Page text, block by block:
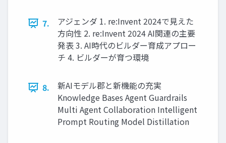
7.
アジェンダ 1. re:Invent 2024で見えた
方向性 2. re:Invent 2024 AI関連の主要
発表 3. AI時代のビルダー育成アプロー
チ 4. ビルダーが育つ環境
8.
新AIモデル郡と新機能の充実
Knowledge Bases Agent Guardrails
Multi Agent Collaboration Intelligent
Prompt Routing Model Distillation